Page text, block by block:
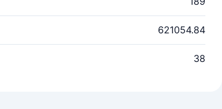
621054.84
38